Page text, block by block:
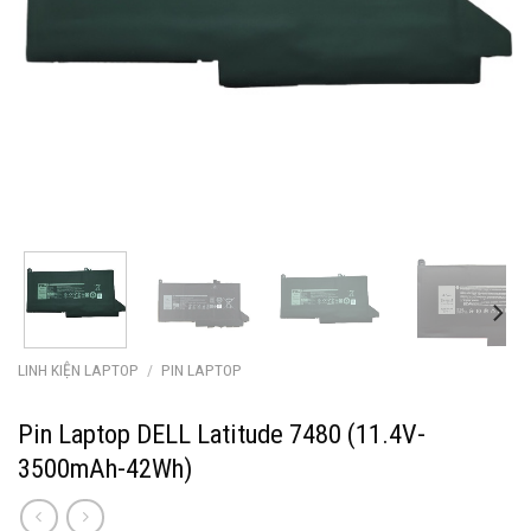
LINH KIỆN LAPTOP / PIN LAPTOP
Pin Laptop DELL Latitude 7480 (11.4V-
3500mAh-42Wh)